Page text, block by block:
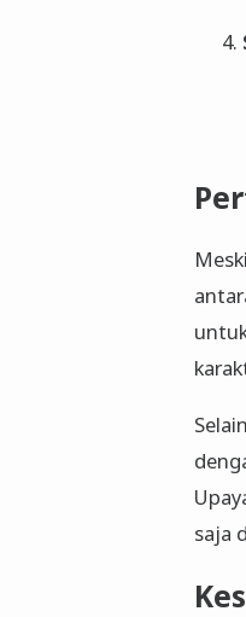
saja